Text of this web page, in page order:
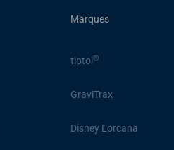
Marques
tiptoi®
GraviTrax
Disney Lorcana